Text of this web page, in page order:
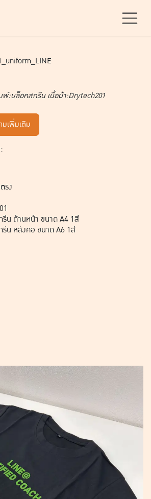
:บล็อคสกรีน เนื้อผ้า:Drytech201
เพิ่มเติม
รง
น ด้านหน้า ขนาด A4 1สี
น หลังคอ ขนาด A6 1สี